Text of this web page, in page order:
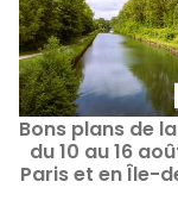
Bons plans de
du 10 au 16
Paris et en Île-